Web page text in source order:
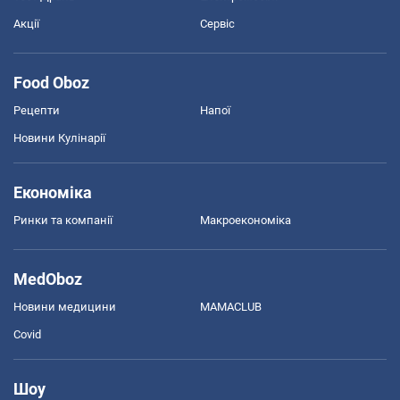
Акції Сервіс
Food Oboz
Рецепти Напої
Новини Кулінарії
Економіка
Ринки та компанії Макроекономіка
MedOboz
Новини медицини MAMACLUB
Covid
Шоу